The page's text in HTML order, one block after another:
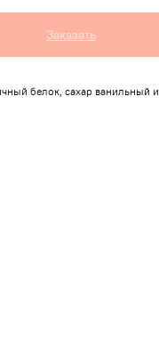
Заказать
белок, сахар ванильный